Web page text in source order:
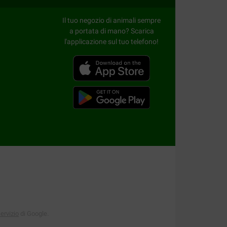
ma è inteso per essere utilizzato per
danni agli oggetti o conseguenze per il cane
prodotti per la cura del pelo, visita la pagina
Il tuo negozio di animali sempre
a portata di mano? Scarica
l'applicazione sul tuo telefono!